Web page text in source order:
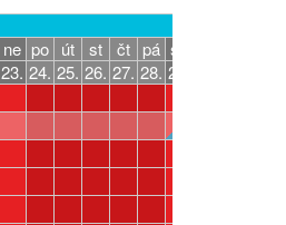
ne po út st čt pá so
23. 24. 25. 26. 27. 28. 29.